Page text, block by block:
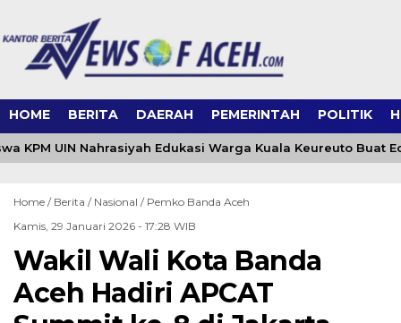
HOME BERITA DAERAH PEMERINTAH POLITIK
KPM UIN Nahrasiyah Edukasi Warga Kuala Keureuto Buat
Home / Berita / Nasional / Pemko Banda Aceh
Kamis, 29 Januari 2026 - 17:28 WIB
Wakil Wali Kota Banda
Aceh Hadiri APCAT